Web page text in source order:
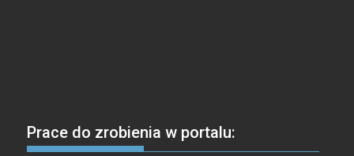
Prace do zrobienia w portalu: